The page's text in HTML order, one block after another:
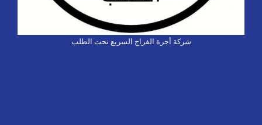
شركة أجرة الفراج السريع تحت الطلب